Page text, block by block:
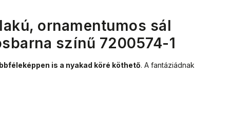
ornamentumos sál
színű 7200574-1
is a nyakad köré köthető.A fantáziádnak